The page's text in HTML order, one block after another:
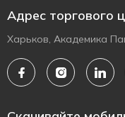
Адрес торгового
Харьков, Академика